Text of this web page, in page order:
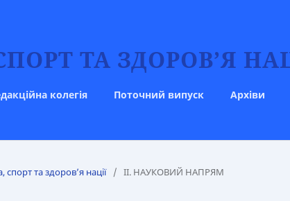
ТА ЗДОРОВ’Я
колегія Поточний випуск Архіви
та здоров’я нації / IІ. НАУКОВИЙ НАПРЯМ